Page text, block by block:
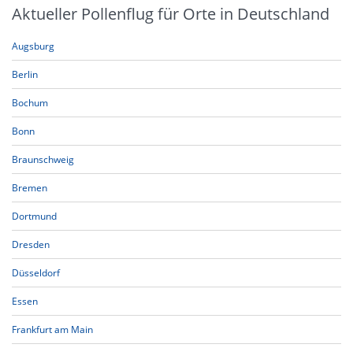
Aktueller Pollenflug für Orte in Deutschland
Augsburg
Berlin
Bochum
Bonn
Braunschweig
Bremen
Dortmund
Dresden
Düsseldorf
Essen
Frankfurt am Main